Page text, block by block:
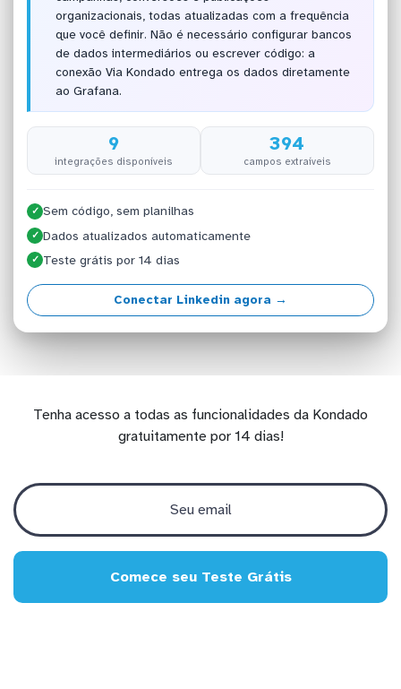
organizacionais, todas atualizadas com a frequência
que você definir. Não é necessário configurar bancos
de dados intermediários ou escrever código: a
conexão Via Kondado entrega os dados diretamente
ao Grafana.
9
integrações disponíveis
394
campos extraíveis
✓ Sem código, sem planilhas
✓ Dados atualizados automaticamente
✓ Teste grátis por 14 dias
Conectar Linkedin agora →
Tenha acesso a todas as funcionalidades da Kondado
gratuitamente por 14 dias!
Comece seu Teste Grátis